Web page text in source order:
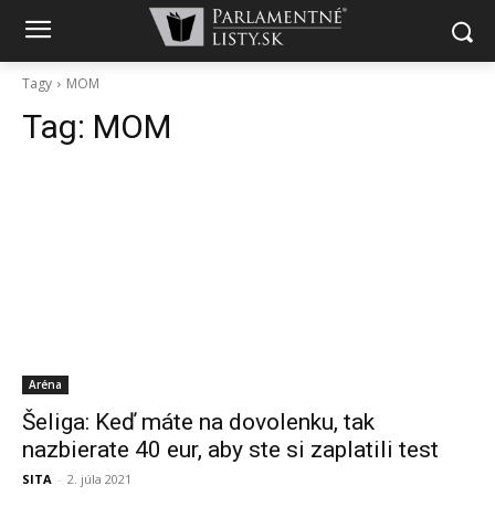
Tagy MOM
Tag: MOM
Aréna
Šeliga: Keď máte na dovolenku, tak
nazbierate 40 eur, aby ste si zaplatili test
SITA - 2. júla 2021